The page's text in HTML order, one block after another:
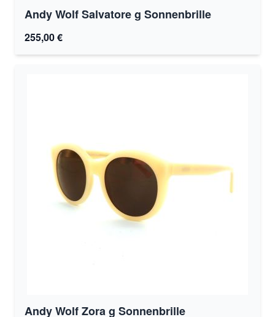
Andy Wolf Salvatore g Sonnenbrille
255,00 €
Andy Wolf Zora g Sonnenbrille